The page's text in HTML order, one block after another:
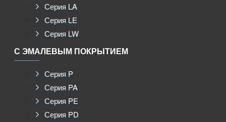
Серия LA
Серия LE
Серия LW
С ЭМАЛЕВЫМ ПОКРЫТИЕМ
Серия P
Серия PA
Серия PE
Серия PD